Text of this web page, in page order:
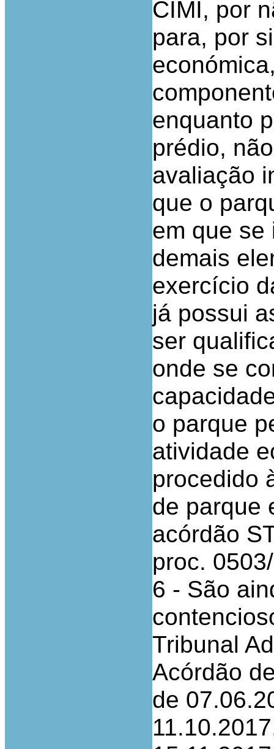
CIMI, por
para, por
enquanto
prédio,
avaliação
que o
em que se
demais
exercício
já possui
ser
onde se
o parque
atividade
procedido
de parque
acórdão
proc.
6 - São
Tribunal
Acórdão
de